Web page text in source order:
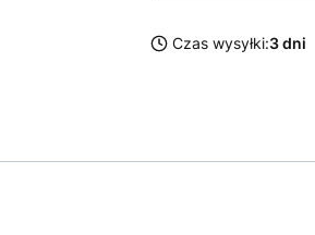
Czas wysyłki:3 dni